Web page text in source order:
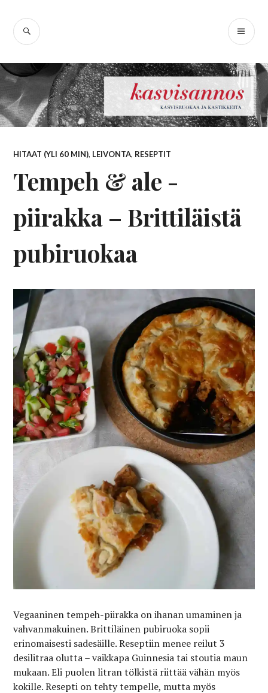
content
SEARCH
HITAAT (YLI 60 MIN), LEIVONTA, RESEPTIT
Tempeh & ale -
piirakka – Brittiläistä
pubiruokaa
Vegaaninen tempeh-piirakka on ihanan umaminen ja
vahvanmakuinen. Brittiläinen pubiruoka sopii
erinomaisesti sadesäille. Reseptiin menee reilut 3
desilitraa olutta – vaikkapa Guinnesia tai stoutia maun
mukaan. Eli puolen litran tölkistä riittää vähän myös
kokille. Resepti on tehty tempelle, mutta myös